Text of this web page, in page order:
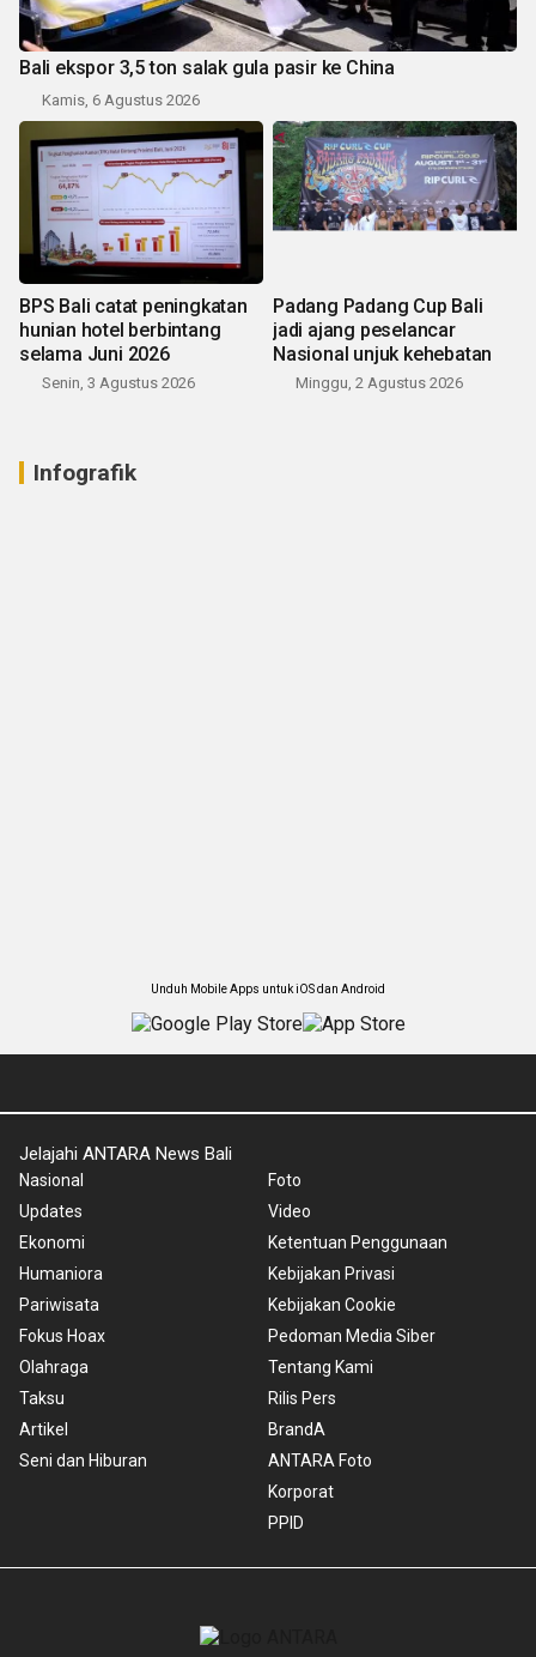
Bali ekspor 3,5 ton salak gula pasir ke China
Kamis, 6 Agustus 2026
BPS Bali catat peningkatan
hunian hotel berbintang
selama Juni 2026
Senin, 3 Agustus 2026
Padang Padang Cup Bali
jadi ajang peselancar
Nasional unjuk kehebatan
Minggu, 2 Agustus 2026
Infografik
Unduh Mobile Apps untuk iOS dan Android
Jelajahi ANTARA News Bali
Nasional
Updates
Ekonomi
Humaniora
Pariwisata
Fokus Hoax
Olahraga
Taksu
Artikel
Seni dan Hiburan
Foto
Video
Ketentuan Penggunaan
Kebijakan Privasi
Kebijakan Cookie
Pedoman Media Siber
Tentang Kami
Rilis Pers
BrandA
ANTARA Foto
Korporat
PPID